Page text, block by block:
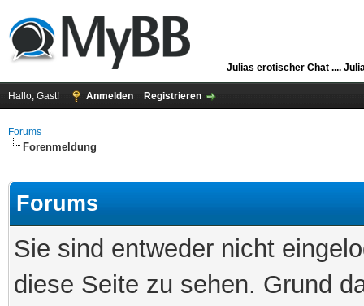
Julias erotischer Chat ....
Hallo, Gast! Anmelden Registrieren
Forums
Forenmeldung
Forums
Sie sind entweder nicht
diese Seite zu sehen. Grund